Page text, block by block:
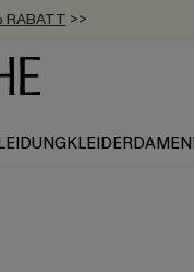
RABATT >>
ERHALTEN
89 €
KLEIDER